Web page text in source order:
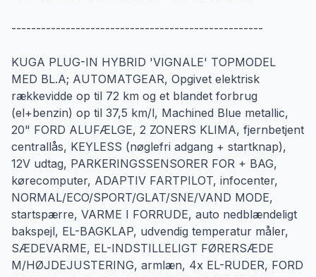
---------------------------------------------------
KUGA PLUG-IN HYBRID 'VIGNALE' TOPMODEL
MED BL.A; AUTOMATGEAR, Opgivet elektrisk
rækkevidde op til 72 km og et blandet forbrug
(el+benzin) op til 37,5 km/l, Machined Blue metallic,
20" FORD ALUFÆLGE, 2 ZONERS KLIMA, fjernbetjent
centrallås, KEYLESS (nøglefri adgang + startknap),
12V udtag, PARKERINGSSENSORER FOR + BAG,
kørecomputer, ADAPTIV FARTPILOT, infocenter,
NORMAL/ECO/SPORT/GLAT/SNE/VAND MODE,
startspærre, VARME I FORRUDE, auto nedblændeligt
bakspejl, EL-BAGKLAP, udvendig temperatur måler,
SÆDEVARME, EL-INDSTILLELIGT FØRERSÆDE
M/HØJDEJUSTERING, armlæn, 4x EL-RUDER, FORD